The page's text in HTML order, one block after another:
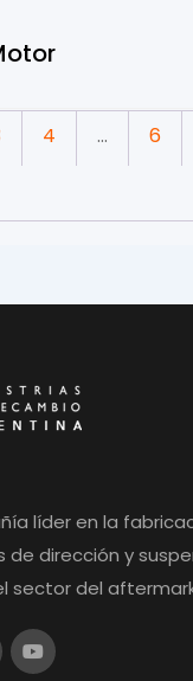
4 … 6
líder en la
dirección y
sector del